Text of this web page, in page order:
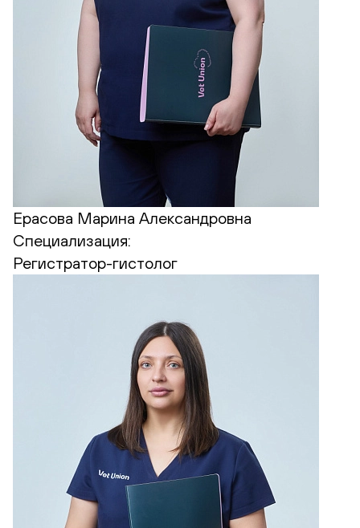
Ерасова Марина Александровна
Специализация:
Регистратор-гистолог